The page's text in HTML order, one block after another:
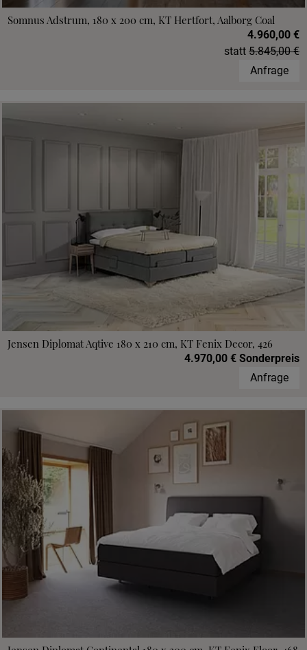
Somnus Adstrum, 180 x 200 cm, KT Hertfort, Aalborg Coal
4.960,00 €
statt 5.845,00 €
Anfrage
Jensen Diplomat Aqtive 180 x 210 cm, KT Fenix Decor, 426
4.970,00 € Sonderpreis
Anfrage